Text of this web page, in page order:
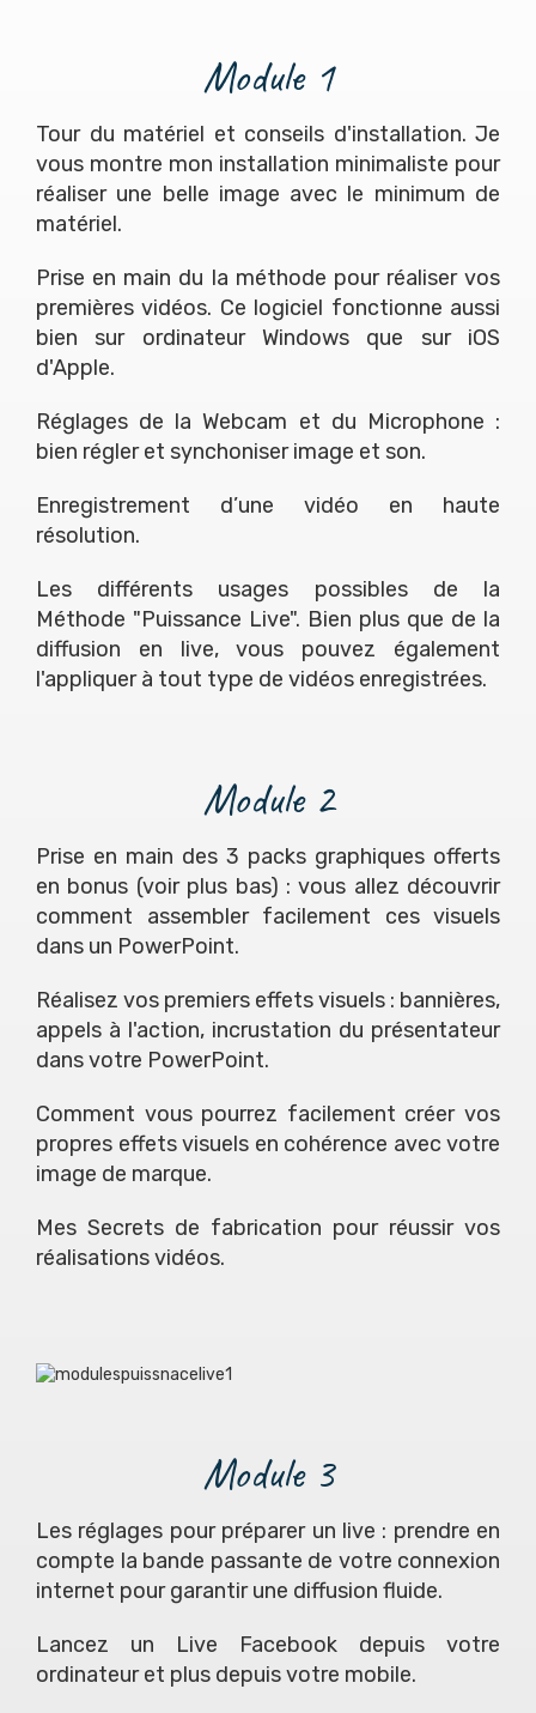
Module 1
Tour du matériel et conseils d'installation. Je
vous montre mon installation minimaliste pour
réaliser une belle image avec le minimum de
matériel.
Prise en main du la méthode pour réaliser vos
premières vidéos. Ce logiciel fonctionne aussi
bien sur ordinateur Windows que sur iOS
d'Apple.
Réglages de la Webcam et du Microphone :
bien régler et synchoniser image et son.
Enregistrement d’une vidéo en haute
résolution.
Les différents usages possibles de la
Méthode "Puissance Live". Bien plus que de la
diffusion en live, vous pouvez également
l'appliquer à tout type de vidéos enregistrées.
Module 2
Prise en main des 3 packs graphiques offerts
en bonus (voir plus bas) : vous allez découvrir
comment assembler facilement ces visuels
dans un PowerPoint.
Réalisez vos premiers effets visuels : bannières,
appels à l'action, incrustation du présentateur
dans votre PowerPoint.
Comment vous pourrez facilement créer vos
propres effets visuels en cohérence avec votre
image de marque.
Mes Secrets de fabrication pour réussir vos
réalisations vidéos.
Module 3
Les réglages pour préparer un live : prendre en
compte la bande passante de votre connexion
internet pour garantir une diffusion fluide.
Lancez un Live Facebook depuis votre
ordinateur et plus depuis votre mobile.